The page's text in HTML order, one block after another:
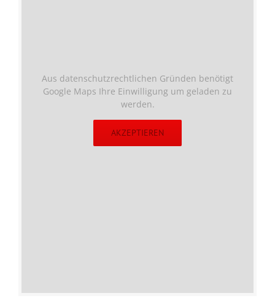
Aus datenschutzrechtlichen Gründen benötigt
Google Maps Ihre Einwilligung um geladen zu
werden.
AKZEPTIEREN